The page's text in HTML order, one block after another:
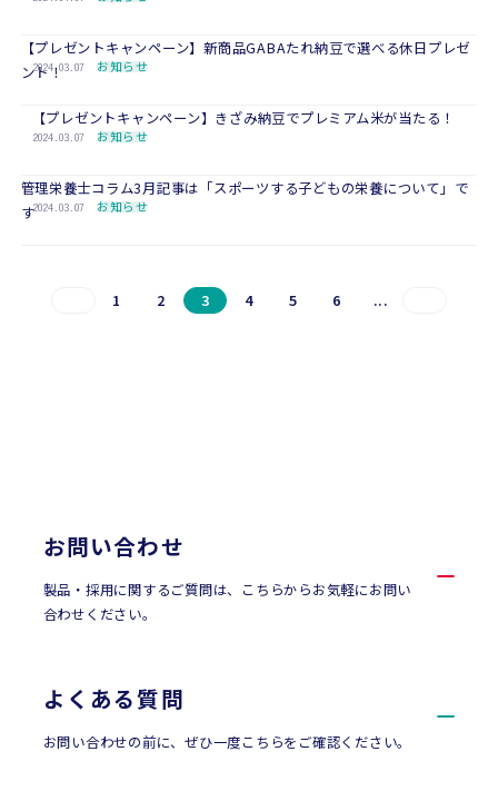
2024.03.07 お知らせ
【プレゼントキャンペーン】新商品GABAたれ納豆で選べる休日プレゼ
ント！
2024.03.07 お知らせ
【プレゼントキャンペーン】きざみ納豆でプレミアム米が当たる！
2024.03.07 お知らせ
管理栄養士コラム3月記事は「スポーツする子どもの栄養について」で
す
1 2 3 4 5 6 ...
お問い合わせ
製品・採用に関するご質問は、こちらからお気軽にお問い
合わせください。
よくある質問
お問い合わせの前に、ぜひ一度こちらをご確認ください。